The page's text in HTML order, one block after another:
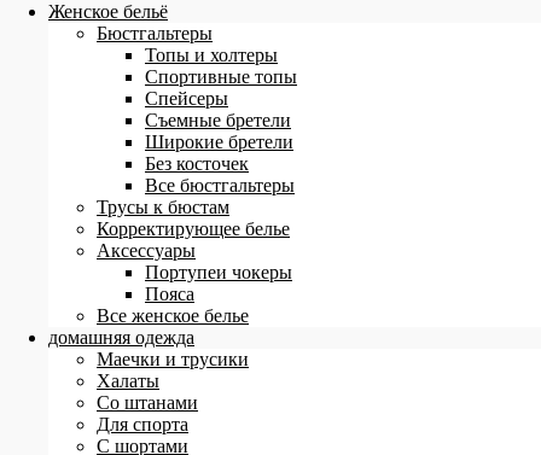
Женское бельё
Бюстгальтеры
Топы и холтеры
Спортивные топы
Спейсеры
Съемные бретели
Широкие бретели
Без косточек
Все бюстгальтеры
Трусы к бюстам
Корректирующее белье
Аксессуары
Портупеи чокеры
Пояса
Все женское белье
домашняя одежда
Маечки и трусики
Халаты
Со штанами
Для спорта
С шортами